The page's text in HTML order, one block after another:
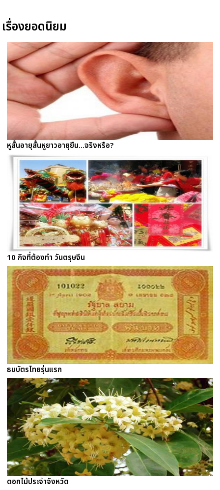
เรื่องยอดนิยม
หูสั้นอายุสั้นหูยาวอายุยืน...จริงหรือ?
10 กิจที่ต้องทำ วันตรุษจีน
ธนบัตรไทยรุ่นแรก
ดอกไม้ประจำจังหวัด